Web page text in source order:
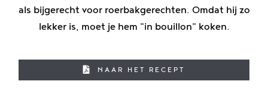
als bijgerecht voor roerbakgerechten. Omdat hij zo
lekker is, moet je hem "in bouillon" koken.
NAAR HET RECEPT